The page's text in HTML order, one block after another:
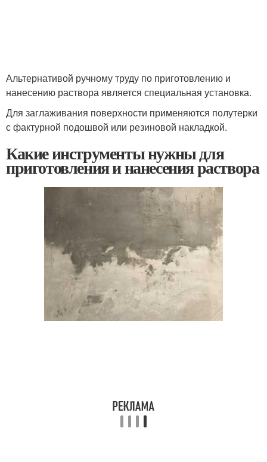
Альтернативой ручному труду по приготовлению и
нанесению раствора является специальная установка.
Для заглаживания поверхности применяются полутерки
с фактурной подошвой или резиновой накладкой.
Какие инструменты нужны для
приготовления и нанесения раствора